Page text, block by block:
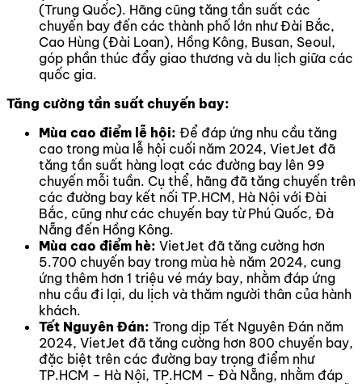
(Trung Quốc). Hãng cũng tăng tần suất các
chuyến bay đến các thành phố lớn như Đài Bắc,
Cao Hùng (Đài Loan), Hồng Kông, Busan, Seoul,
góp phần thúc đẩy giao thương và du lịch giữa các
quốc gia.
Tăng cường tần suất chuyến bay:
Mùa cao điểm lễ hội: Để đáp ứng nhu cầu tăng
cao trong mùa lễ hội cuối năm 2024, VietJet đã
tăng tần suất hàng loạt các đường bay lên 99
chuyến mỗi tuần. Cụ thể, hãng đã tăng chuyến trên
các đường bay kết nối TP.HCM, Hà Nội với Đài
Bắc, cũng như các chuyến bay từ Phú Quốc, Đà
Nẵng đến Hồng Kông.
Mùa cao điểm hè: VietJet đã tăng cường hơn
5.700 chuyến bay trong mùa hè năm 2024, cung
ứng thêm hơn 1 triệu vé máy bay, nhằm đáp ứng
nhu cầu đi lại, du lịch và thăm người thân của hành
khách.
Tết Nguyên Đán: Trong dịp Tết Nguyên Đán năm
2024, VietJet đã tăng cường hơn 800 chuyến bay,
đặc biệt trên các đường bay trọng điểm như
TP.HCM – Hà Nội, TP.HCM – Đà Nẵng, nhằm đáp